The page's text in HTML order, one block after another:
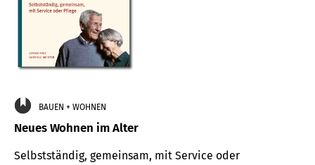
BAUEN + WOHNEN
Neues Wohnen im Alter
Selbstständig, gemeinsam, mit Service oder